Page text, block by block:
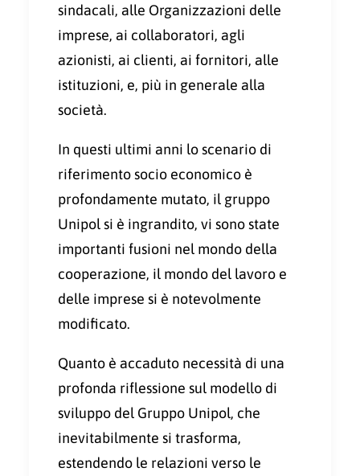
sindacali, alle Organizzazioni delle
imprese, ai collaboratori, agli
azionisti, ai clienti, ai fornitori, alle
istituzioni, e, più in generale alla
società.
In questi ultimi anni lo scenario di
riferimento socio economico è
profondamente mutato, il gruppo
Unipol si è ingrandito, vi sono state
importanti fusioni nel mondo della
cooperazione, il mondo del lavoro e
delle imprese si è notevolmente
modificato.
Quanto è accaduto necessità di una
profonda riflessione sul modello di
sviluppo del Gruppo Unipol, che
inevitabilmente si trasforma,
estendendo le relazioni verso le